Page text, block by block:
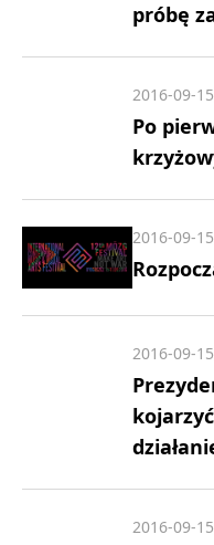
próbę
Po
2016-09-
2016-09-
2016-09-
2016-09-